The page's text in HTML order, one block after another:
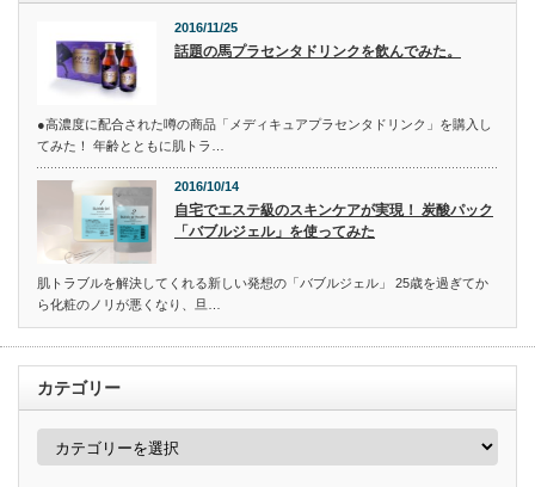
2016/11/25
話題の馬プラセンタドリンクを飲んでみた。
●高濃度に配合された噂の商品「メディキュアプラセンタドリンク」を購入し
てみた！ 年齢とともに肌トラ…
2016/10/14
自宅でエステ級のスキンケアが実現！ 炭酸パック
「バブルジェル」を使ってみた
肌トラブルを解決してくれる新しい発想の「バブルジェル」 25歳を過ぎてか
ら化粧のノリが悪くなり、旦…
カテゴリー
カ